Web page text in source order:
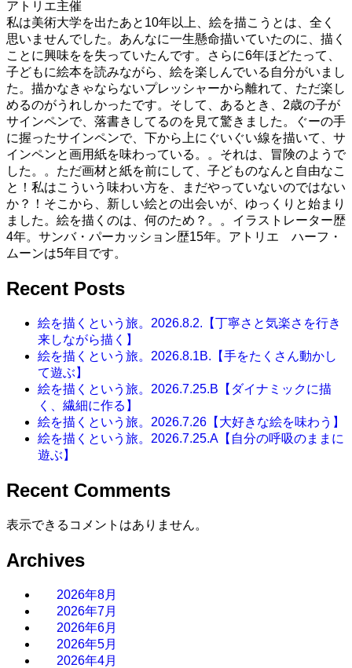
アトリエ主催
私は美術大学を出たあと10年以上、絵を描こうとは、全く
思いませんでした。あんなに一生懸命描いていたのに、描く
ことに興味をを失っていたんです。さらに6年ほどたって、
子どもに絵本を読みながら、絵を楽しんでいる自分がいまし
た。描かなきゃならないプレッシャーから離れて、ただ楽し
めるのがうれしかったです。そして、あるとき、2歳の子が
サインペンで、落書きしてるのを見て驚きました。ぐーの手
に握ったサインペンで、下から上にぐいぐい線を描いて、サ
インペンと画用紙を味わっている。。それは、冒険のようで
した。。ただ画材と紙を前にして、子どものなんと自由なこ
と！私はこういう味わい方を、まだやっていないのではない
か？！そこから、新しい絵との出会いが、ゆっくりと始まり
ました。絵を描くのは、何のため？。。イラストレーター歴
4年。サンバ・パーカッション歴15年。アトリエ ハーフ・
ムーンは5年目です。
Recent Posts
絵を描くという旅。2026.8.2.【丁寧さと気楽さを行き
来しながら描く】
絵を描くという旅。2026.8.1B.【手をたくさん動かし
て遊ぶ】
絵を描くという旅。2026.7.25.B【ダイナミックに描
く、繊細に作る】
絵を描くという旅。2026.7.26【大好きな絵を味わう】
絵を描くという旅。2026.7.25.A【自分の呼吸のままに
遊ぶ】
Recent Comments
表示できるコメントはありません。
Archives
2026年8月
2026年7月
2026年6月
2026年5月
2026年4月